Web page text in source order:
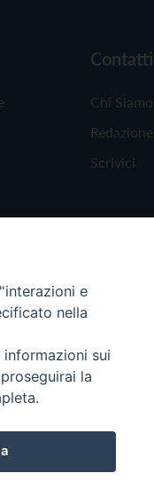
Contatti
Chi Siamo
Redazione
Scrivici
e
nella
sui
la